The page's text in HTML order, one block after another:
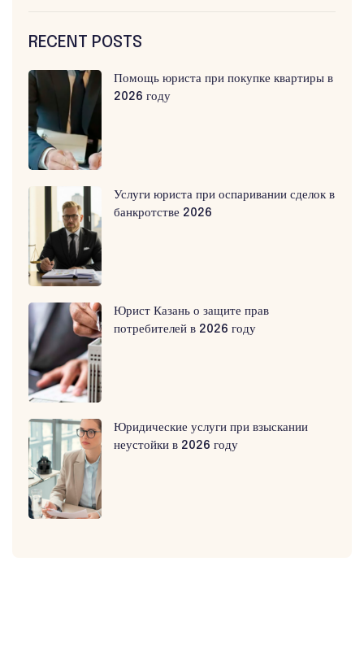
RECENT POSTS
Помощь юриста при покупке квартиры в
2026 году
Услуги юриста при оспаривании сделок в
банкротстве 2026
Юрист Казань о защите прав
потребителей в 2026 году
Юридические услуги при взыскании
неустойки в 2026 году